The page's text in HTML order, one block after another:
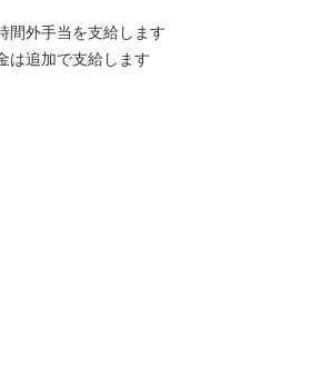
間外手当を支給します
は追加で支給します